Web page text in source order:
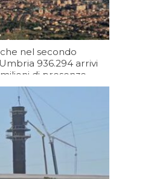
nel secondo
936.294 arrivi
di presenze